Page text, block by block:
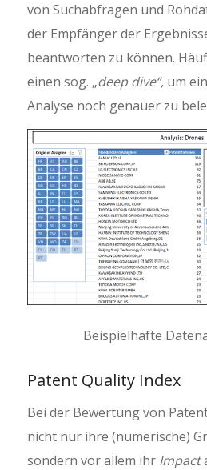
von Suchabfragen und
der Empfänger der
beantworten zu können.
einen sog. „deep dive“,um
Analyse noch genauer zu
Beispielhafte
Patent Quality Index
Bei der Bewertung von
nicht nur ihre (numerische)
sondern vor allem ihr Impact